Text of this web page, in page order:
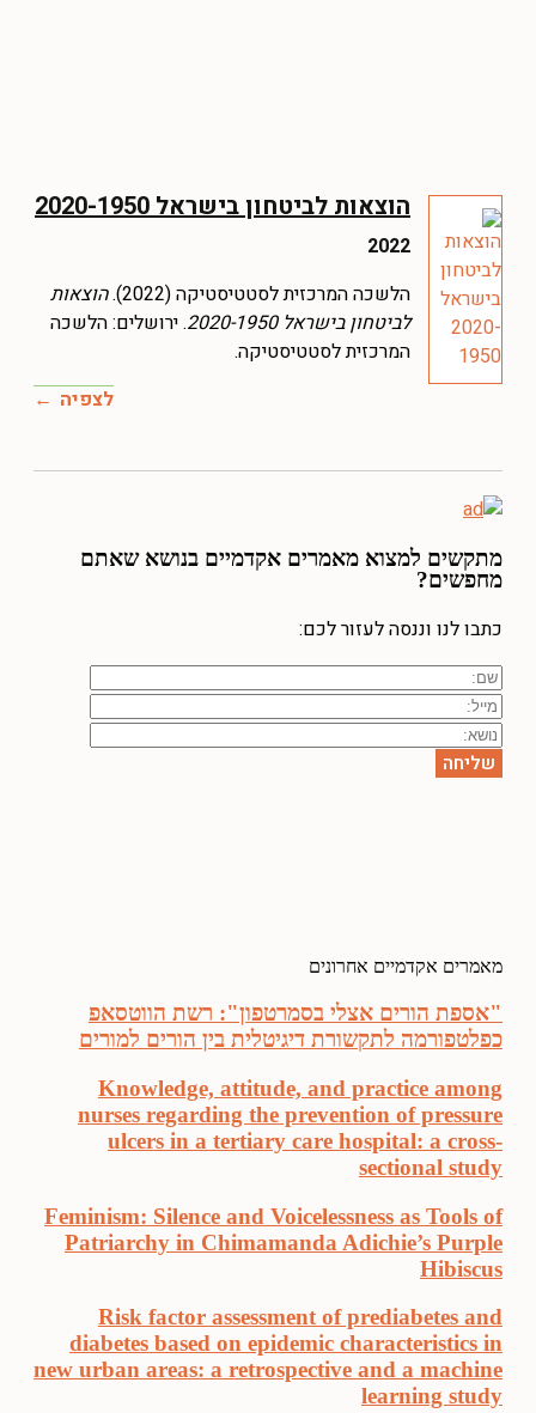
הוצאות לביטחון בישראל 2020-1950
2022
הלשכה המרכזית לסטטיסטיקה (2022).
הוצאות
לביטחון בישראל 2020-1950
. ירושלים: הלשכה
המרכזית לסטטיסטיקה.
לצפיה
מתקשים למצוא מאמרים אקדמיים בנושא שאתם
מחפשים?
כתבו לנו וננסה לעזור לכם:
מאמרים אקדמיים אחרונים
"אספת הורים אצלי בסמרטפון": רשת הווטסאפ
כפלטפורמה לתקשורת דיגיטלית בין הורים למורים
Knowledge, attitude, and practice among
nurses regarding the prevention of pressure
ulcers in a tertiary care hospital: a cross-
sectional study
Feminism: Silence and Voicelessness as Tools of
Patriarchy in Chimamanda Adichie’s Purple
Hibiscus
Risk factor assessment of prediabetes and
diabetes based on epidemic characteristics in
new urban areas: a retrospective and a machine
learning study